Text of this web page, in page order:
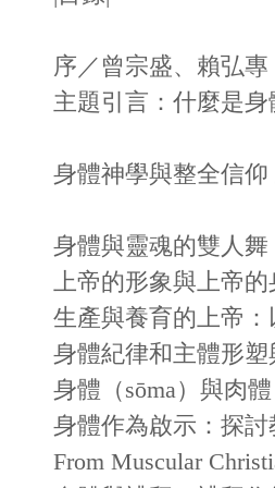
序／曾宗盛、賴弘專
主題引言：什麼是
身體神學與整全信仰
身體與靈魂的雙人
上帝的形象與上帝
生產與養育的上帝
身體紀律和主體形
身體（sōma）與肉
身體作為啟示：探
From Muscular